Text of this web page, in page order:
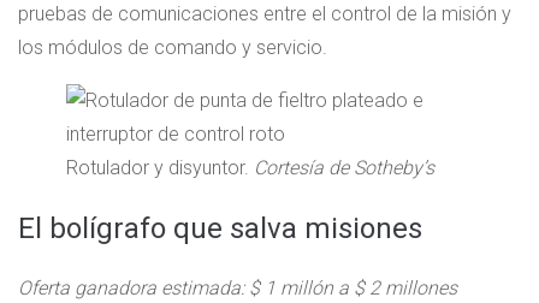
pruebas de comunicaciones entre el control de la misión y
los módulos de comando y servicio.
Rotulador y disyuntor. Cortesía de Sotheby’s
El bolígrafo que salva misiones
Oferta ganadora estimada: $ 1 millón a $ 2 millones